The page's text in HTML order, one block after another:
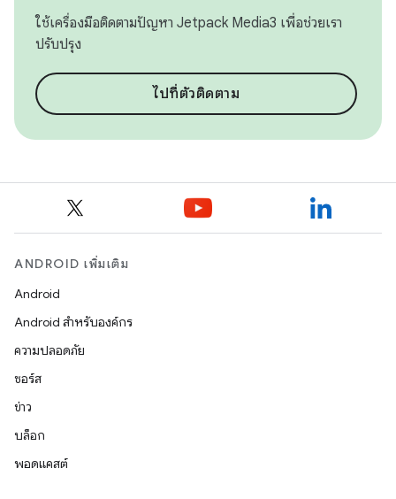
ใช้เครื่องมือติดตามปัญหา Jetpack Media3 เพื่อช่วยเรา
ปรับปรุง
ไปที่ตัวติดตาม
ANDROID เพิ่มเติม
Android
Android สำหรับองค์กร
ความปลอดภัย
ซอร์ส
ข่าว
บล็อก
พอดแคสต์